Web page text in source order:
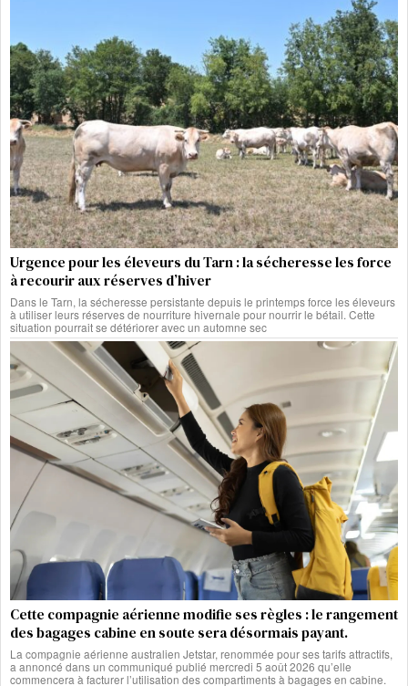
Urgence pour les éleveurs du Tarn : la sécheresse les force
à recourir aux réserves d’hiver
Dans le Tarn, la sécheresse persistante depuis le printemps force les éleveurs
à utiliser leurs réserves de nourriture hivernale pour nourrir le bétail. Cette
situation pourrait se détériorer avec un automne sec
Cette compagnie aérienne modifie ses règles : le rangement
des bagages cabine en soute sera désormais payant.
La compagnie aérienne australien Jetstar, renommée pour ses tarifs attractifs,
a annoncé dans un communiqué publié mercredi 5 août 2026 qu’elle
commencera à facturer l’utilisation des compartiments à bagages en cabine.